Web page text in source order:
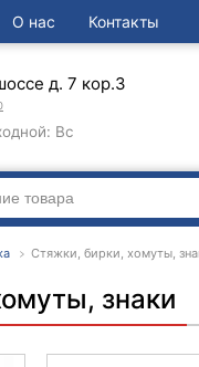
О нас Контакты
д. 7 кор.3
Вс
Стяжки, бирки, хомуты,
знаки